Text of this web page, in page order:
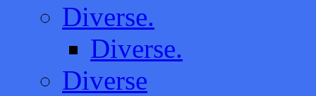
Diverse.
Diverse.
Diverse